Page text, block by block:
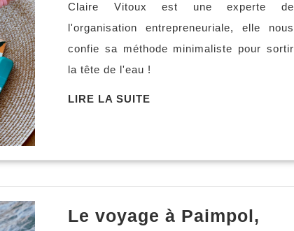
to-
do
list,
Claire
Vitoux
Claire Vitoux est une experte de
l'organisation entrepreneuriale, elle nous
confie sa méthode minimaliste pour sortir
la tête de l'eau !
LIRE LA SUITE
Le voyage à Paimpol,